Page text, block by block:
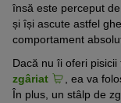
însă este perceput
și își ascute astfel
comportament
Dacă nu îi oferi pisicii
zgâriat
, ea va
În plus, un stâlp de